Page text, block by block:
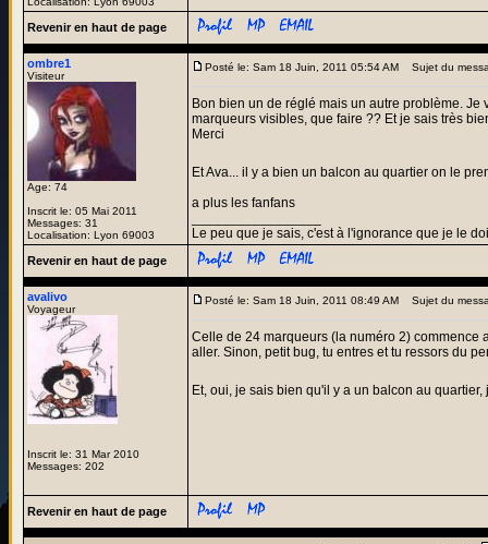
Revenir en haut de page
ombre1
Visiteur
Age: 74
Inscrit le: 05 Mai 2011
Messages: 31
Localisation: Lyon 69003
Posté le: Sam 18 Juin, 2011 05:54 AM Sujet du
Bon bien un de réglé mais un autre problème.
marqueurs visibles, que faire ?? Et je sais très
Merci
Et Ava... il y a bien un balcon au quartier on le
a plus les fanfans
Le peu que je sais, c'est à l'ignorance que je le
Revenir en haut de page
avalivo
Voyageur
Inscrit le: 31 Mar 2010
Messages: 202
Posté le: Sam 18 Juin, 2011 08:49 AM Sujet du
Celle de 24 marqueurs (la numéro 2) commence
aller. Sinon, petit bug, tu entres et tu ressors du
Et, oui, je sais bien qu'il y a un balcon au
Revenir en haut de page